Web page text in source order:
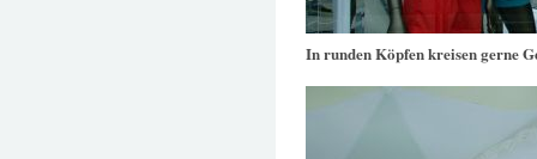
In runden Köpfen kreisen gerne